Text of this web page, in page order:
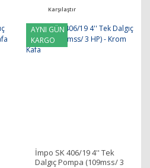
Karşılaştır
AYNI GÜN
KARGO
İmpo SK 406/19 4'' Tek
Dalgıç Pompa (109mss/ 3